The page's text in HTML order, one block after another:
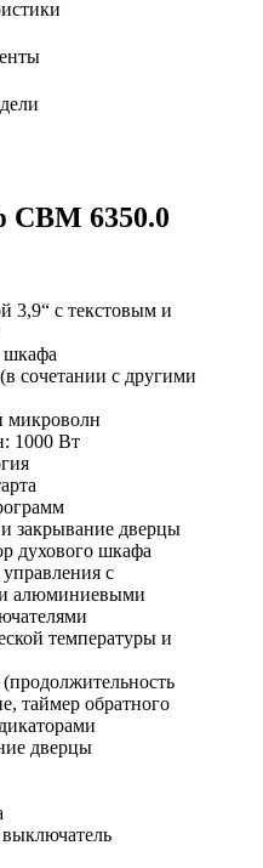
6350.0
3,9“ с текстовым и
шкафа
сочетании с другими
микроволн
1000 Вт
закрывание дверцы
духового шкафа
с
алюминиевыми
температуры и
таймер обратного
дверцы